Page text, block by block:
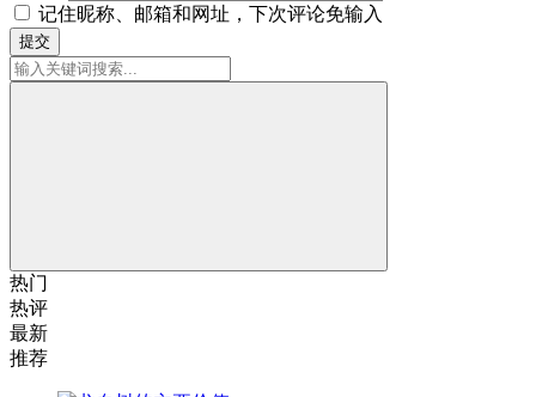
记住昵称、邮箱和网址，下次评论免输入
提交
热门
热评
最新
推荐